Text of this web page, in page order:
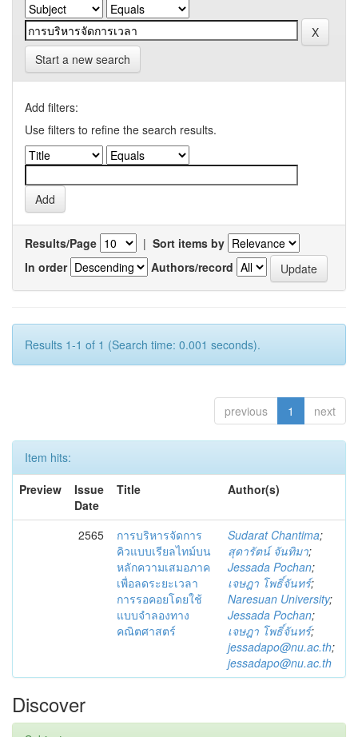
Start a new search
Add filters:
Use filters to refine the search results.
Results/Page | Sort items by
In order
Authors/record
Results 1-1 of 1 (Search time: 0.001 seconds).
previous 1 next
Item hits:
Preview
Issue
Date
Title Author(s)
2565
การบริหารจัดการ
คิวแบบเรียลไทม์บน
หลักความเสมอภาค
เพื่อลดระยะเวลา
การรอคอยโดยใช้
แบบจำลองทาง
คณิตศาสตร์
Sudarat Chantima;
สุดารัตน์ จันทิมา;
Jessada Pochan;
เจษฎา โพธิ์จันทร์;
Naresuan University;
Jessada Pochan;
เจษฎา โพธิ์จันทร์;
jessadapo@nu.ac.th;
jessadapo@nu.ac.th
Discover